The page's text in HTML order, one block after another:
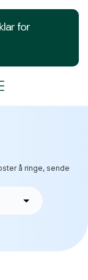
for
å ringe, sende